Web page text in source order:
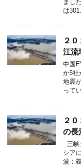
まし
は
２
江流
中国
か5社
地震
って
２
の長
三峡
シア
波：